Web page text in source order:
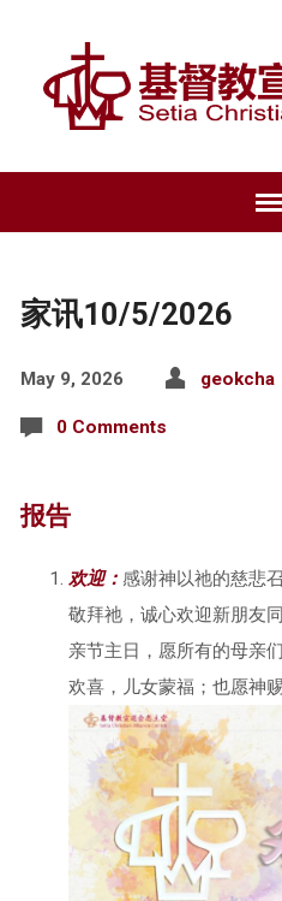
家讯10/5/2026
May 9, 2026 geokcha
0 Comments
报告
欢迎： 感谢神以祂的慈悲
敬拜祂，诚心欢迎新朋友
亲节主日，愿所有的母亲
欢喜，儿女蒙福；也愿神